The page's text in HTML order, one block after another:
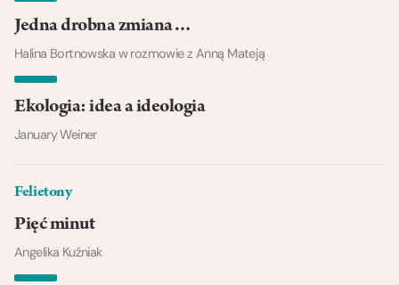
Jedna drobna zmiana…
Halina Bortnowska w rozmowie z Anną Mateją
Ekologia: idea a ideologia
January Weiner
Felietony
Pięć minut
Angelika Kuźniak